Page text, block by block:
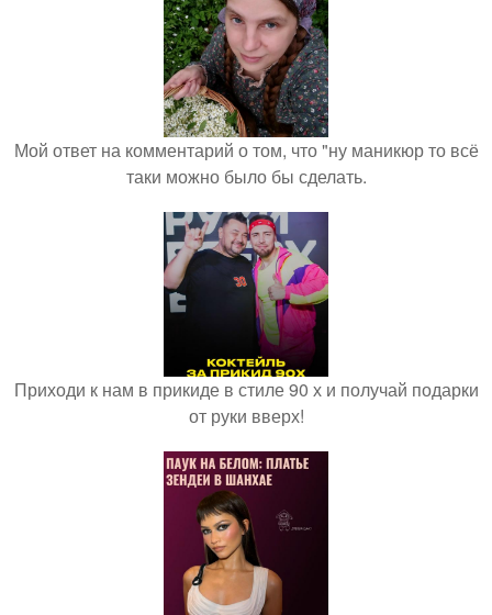
Мой ответ на комментарий о том, что "ну маникюр то всё
таки можно было бы сделать.
Приходи к нам в прикиде в стиле 90 х и получай подарки
от руки вверх!